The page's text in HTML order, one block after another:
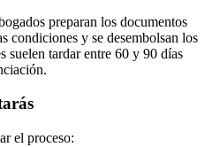
preparan los documentos
condiciones y se desembolsan los
suelen tardar entre 60 y 90 días
el proceso: